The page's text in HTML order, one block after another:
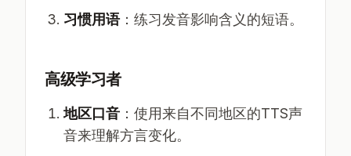
习惯用语：练习发音影响含义的短语。
高级学习者
地区口音 ：使用来自不同地区的TTS声
音来理解方言变化。